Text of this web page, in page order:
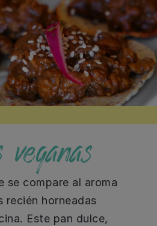
se compare al aroma
recién horneadas
Este pan dulce,